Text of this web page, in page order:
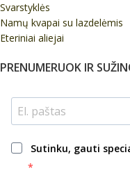
Svarstyklės
Namų kvapai su lazdelėmis
Eteriniai aliejai
PRENUMERUOK IR
Sutinku, gauti